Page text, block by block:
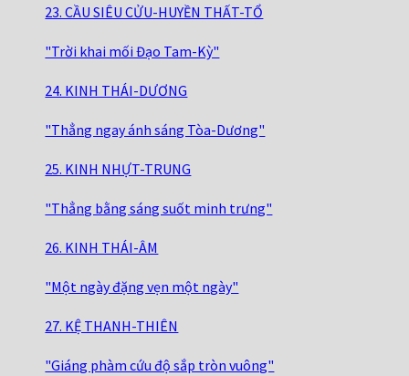
23. CẦU SIÊU CỬU-HUYỀN THẤT-TỔ
"Trời khai mối Đạo Tam-Kỳ"
24. KINH THÁI-DƯƠNG
"Thẳng ngay ánh sáng Tòa-Dương"
25. KINH NHỰT-TRUNG
"Thẳng bằng sáng suốt minh trưng"
26. KINH THÁI-ÂM
"Một ngày đặng vẹn một ngày"
27. KỆ THANH-THIÊN
"Giáng phàm cứu độ sắp tròn vuông"